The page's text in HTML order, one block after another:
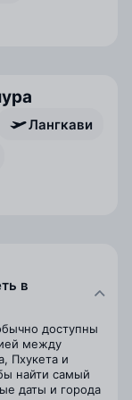
Лангкави
в
доступны
между
Пхукета и
найти самый
даты и города